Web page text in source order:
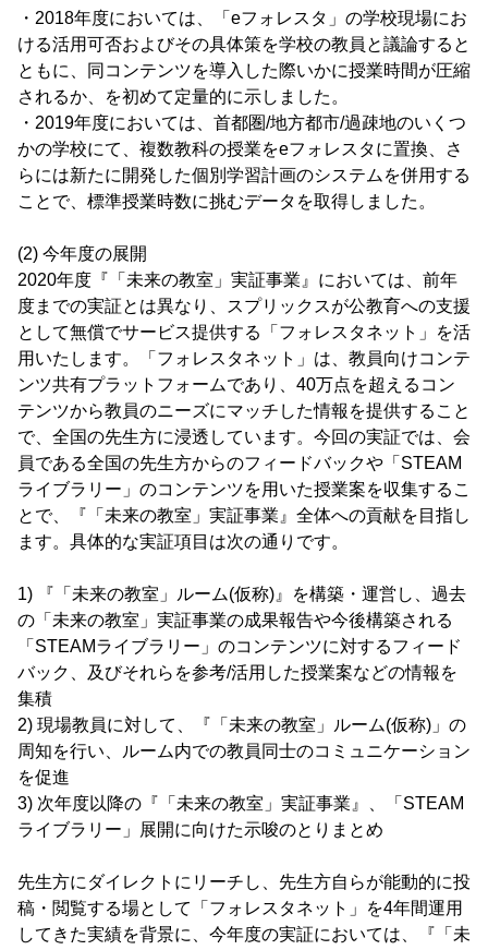
・2018年度においては、「eフォレスタ」の学校現場にお
ける活用可否およびその具体策を学校の教員と議論すると
ともに、同コンテンツを導入した際いかに授業時間が圧縮
されるか、を初めて定量的に示しました。
・2019年度においては、首都圏/地方都市/過疎地のいくつ
かの学校にて、複数教科の授業をeフォレスタに置換、さ
らには新たに開発した個別学習計画のシステムを併用する
ことで、標準授業時数に挑むデータを取得しました。
(2) 今年度の展開
2020年度『「未来の教室」実証事業』においては、前年
度までの実証とは異なり、スプリックスが公教育への支援
として無償でサービス提供する「フォレスタネット」を活
用いたします。「フォレスタネット」は、教員向けコンテ
ンツ共有プラットフォームであり、40万点を超えるコン
テンツから教員のニーズにマッチした情報を提供すること
で、全国の先生方に浸透しています。今回の実証では、会
員である全国の先生方からのフィードバックや「STEAM
ライブラリー」のコンテンツを用いた授業案を収集するこ
とで、『「未来の教室」実証事業』全体への貢献を目指し
ます。具体的な実証項目は次の通りです。
1) 『「未来の教室」ルーム(仮称)』を構築・運営し、過去
の「未来の教室」実証事業の成果報告や今後構築される
「STEAMライブラリー」のコンテンツに対するフィード
バック、及びそれらを参考/活用した授業案などの情報を
集積
2) 現場教員に対して、『「未来の教室」ルーム(仮称)」の
周知を行い、ルーム内での教員同士のコミュニケーション
を促進
3) 次年度以降の『「未来の教室」実証事業』、「STEAM
ライブラリー」展開に向けた示唆のとりまとめ
先生方にダイレクトにリーチし、先生方自らが能動的に投
稿・閲覧する場として「フォレスタネット」を4年間運用
してきた実績を背景に、今年度の実証においては、『「未